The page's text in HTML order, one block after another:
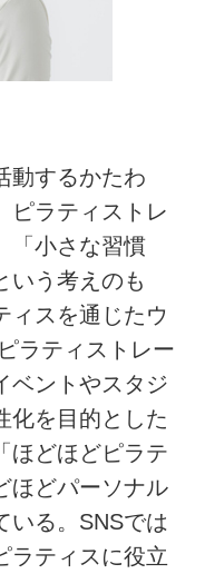
動するかたわ
ピラティストレ
「小さな習慣
いう考えのも
ィスを通じたウ
ラティストレー
ベントやスタジ
化を目的とした
ほどほどピラテ
ほどパーソナル
いる。SNSでは
ラティスに役立